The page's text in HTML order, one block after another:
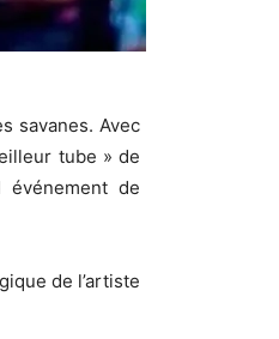
savanes. Avec
tube » de
de
de l’artiste